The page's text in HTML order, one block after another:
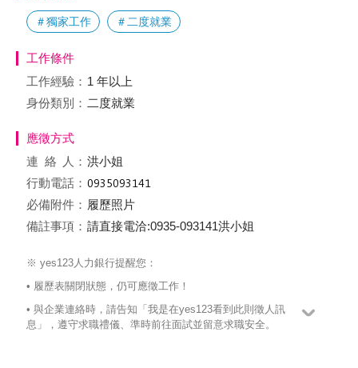
＃獨家工作 ＃二度就業
工作條件
工作經驗： 1 年以上
身份類別： 二度就業
應徵方式
連絡
人： 洪小姐
行動電話：
必備附件： 履歷照片
備註事項： 請直接電洽:0935-093141洪小姐
※ yes123人力銀行提醒您：
• 履歷表關閉狀態，仍可應徵工作！
• 與企業連絡時，請告知「我是在yes123看到此則徵人訊
息」，遵守求職禮儀、準時前往面試並留意求職安全。